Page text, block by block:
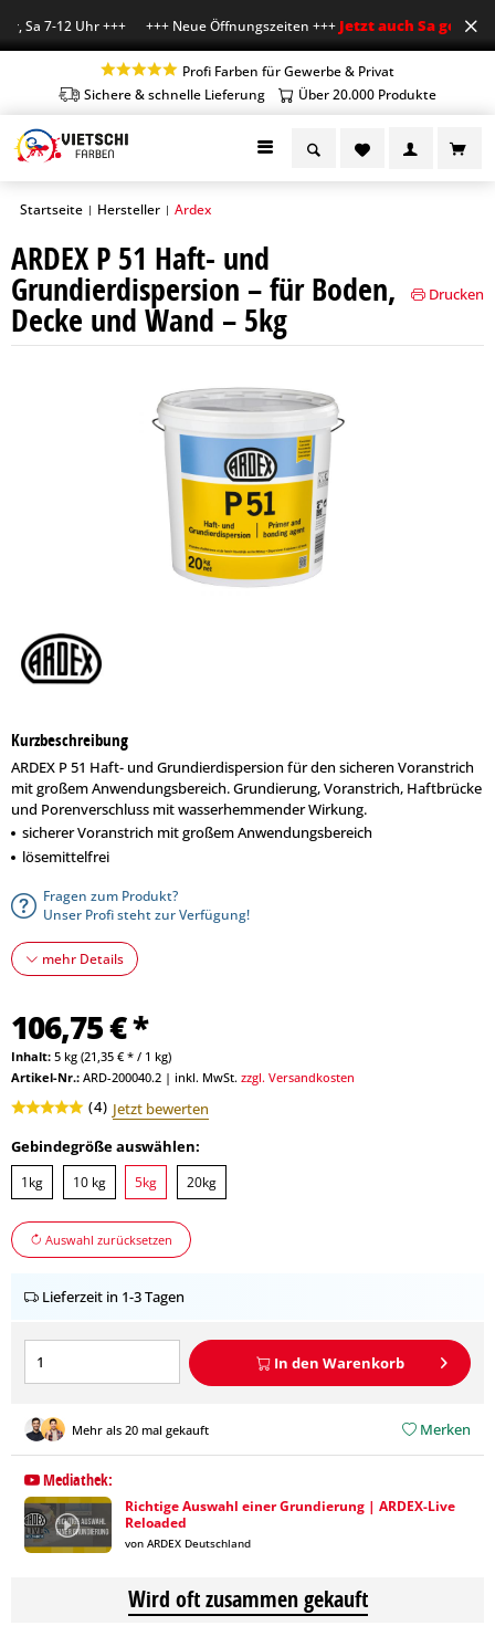
Sa 7-12 Uhr +++ +++ Neue Öffnungszeiten +++Jetzt auch Sa geöffnet
Profi Farben für Gewerbe & Privat
Sichere & schnelle Lieferung
Über 20.000 Produkte
Startseite | Hersteller | Ardex
ARDEX P 51 Haft- und
Grundierdispersion – für Boden,
Decke und Wand – 5kg
Drucken
Kurzbeschreibung
ARDEX P 51 Haft- und Grundierdispersion für den sicheren Voranstrich
mit großem Anwendungsbereich. Grundierung, Voranstrich, Haftbrücke
und Porenverschluss mit wasserhemmender Wirkung.
sicherer Voranstrich mit großem Anwendungsbereich
lösemittelfrei
Fragen zum Produkt?
Unser Profi steht zur Verfügung!
mehr Details
106,75 € *
Inhalt: 5 kg (21,35 € * / 1 kg)
Artikel-Nr.: ARD-200040.2 | inkl. MwSt. zzgl. Versandkosten
(4) Jetzt bewerten
Gebindegröße auswählen:
1kg 10 kg 5kg 20kg
Auswahl zurücksetzen
Lieferzeit in 1-3 Tagen
In den Warenkorb
Mehr als 20 mal gekauft Merken
Mediathek:
Richtige Auswahl einer Grundierung | ARDEX-Live
Reloaded
von ARDEX Deutschland
Wird oft zusammen gekauft